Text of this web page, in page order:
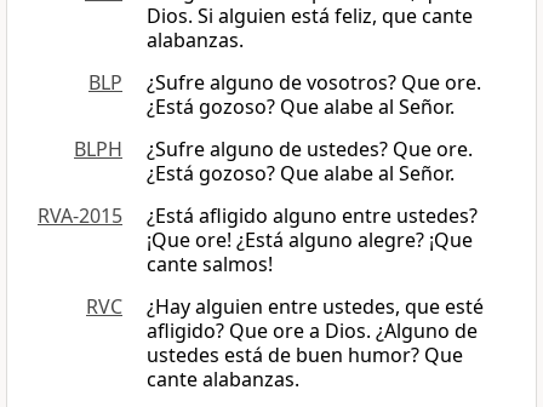
Dios. Si alguien está feliz, que cante
alabanzas.
BLP
¿Sufre alguno de vosotros? Que ore.
¿Está gozoso? Que alabe al Señor.
BLPH
¿Sufre alguno de ustedes? Que ore.
¿Está gozoso? Que alabe al Señor.
RVA-2015
¿Está afligido alguno entre ustedes?
¡Que ore! ¿Está alguno alegre? ¡Que
cante salmos!
RVC
¿Hay alguien entre ustedes, que esté
afligido? Que ore a Dios. ¿Alguno de
ustedes está de buen humor? Que
cante alabanzas.